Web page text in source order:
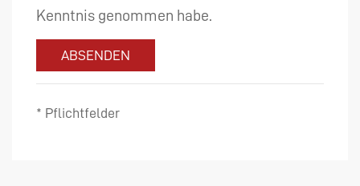
Kenntnis genommen habe.
ABSENDEN
* Pflichtfelder